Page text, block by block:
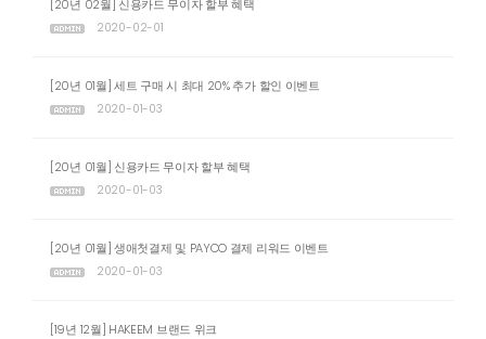
[20년 02월] 신용카드 무이자 할부 혜택
2020-02-01
[20년 01월] 세트 구매 시 최대 20% 추가 할인 이벤트
2020-01-03
[20년 01월] 신용카드 무이자 할부 혜택
2020-01-03
[20년 01월] 생애첫결제 및 PAYCO 결제 리워드 이벤트
2020-01-03
[19년 12월] HAKEEM 브랜드 위크